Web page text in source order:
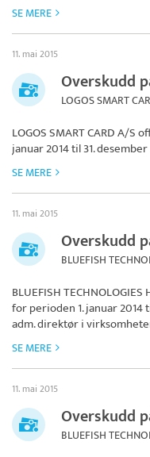
SE MERE
11. mai 2015
Overskudd
LOGOS SMART
LOGOS SMART CARD A/S
januar 2014 til 31. desember
SE MERE
11. mai 2015
Overskudd
BLUEFISH
BLUEFISH TECHNOLOGIES
for perioden 1. januar 2014
adm. direktør i
SE MERE
11. mai 2015
Overskudd
BLUEFISH